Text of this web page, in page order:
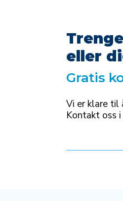
eller
Gratis
Vi er klare til
Kontakt oss